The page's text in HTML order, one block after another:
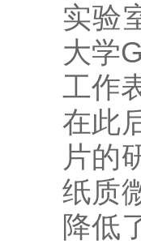
实验
大学
工作
在此
片的
纸质
降低